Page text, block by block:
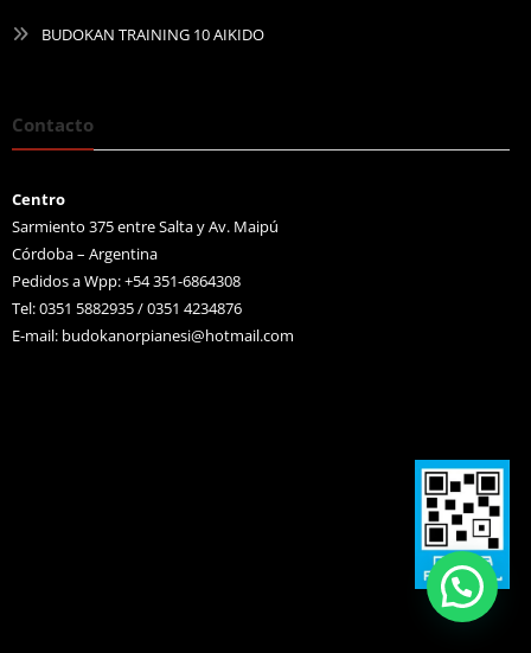
BUDOKAN TRAINING 10 AIKIDO
Contacto
Centro
Sarmiento 375 entre Salta y Av. Maipú
Córdoba – Argentina
Pedidos a Wpp: +54 351-6864308
Tel: 0351 5882935 / 0351 4234876
E-mail: budokanorpianesi@hotmail.com